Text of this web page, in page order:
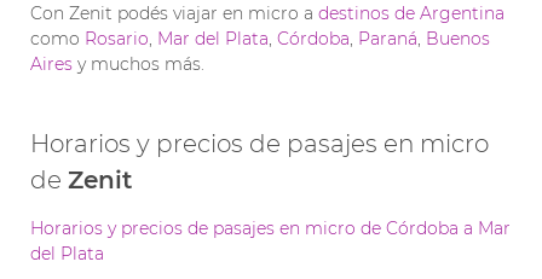
Con Zenit podés viajar en micro a destinos de Argentina
como Rosario, Mar del Plata, Córdoba, Paraná, Buenos
Aires y muchos más.
Horarios y precios de pasajes en micro
de Zenit
Horarios y precios de pasajes en micro de Córdoba a Mar
del Plata